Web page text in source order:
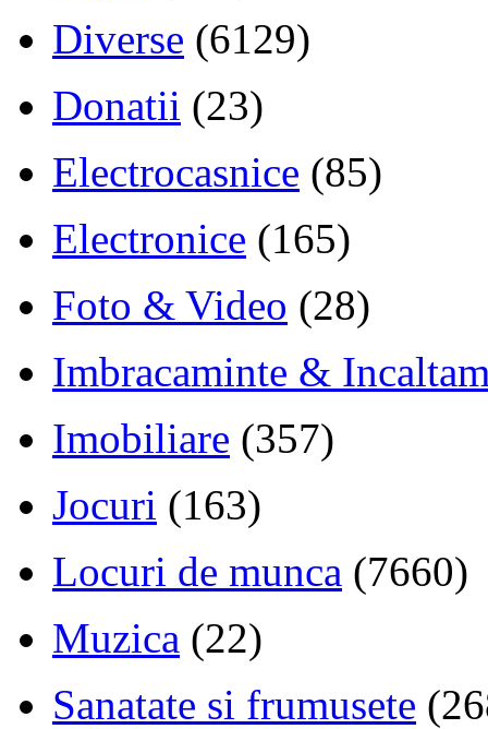
Diverse (6129)
Donatii (23)
Electrocasnice (85)
Electronice (165)
Foto & Video (28)
Imbracaminte &
Imobiliare (357)
Jocuri (163)
Locuri de munca (7660)
Muzica (22)
Sanatate si frumusete